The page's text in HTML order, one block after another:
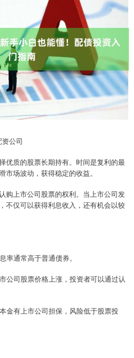
公司
优质的股票长期持有。时间是复利的最
市场波动，获得稳定的收益。
购上市公司股票的权利。当上市公司发
不仅可以获得利息收入，还有机会以较
率通常高于普通债券。
公司股票价格上涨，投资者可以通过认
金有上市公司担保，风险低于股票投